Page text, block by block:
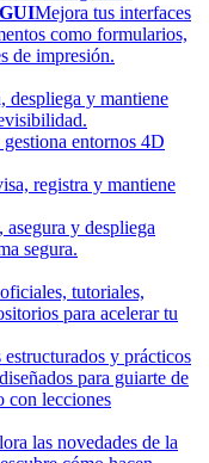
Mejora tus interfaces
como formularios,
de impresión.
despliega y mantiene
entornos 4D
registra y mantiene
asegura y despliega
segura.
tutoriales,
para acelerar tu
estructurados y prácticos
para guiarte de
con lecciones
las novedades de la